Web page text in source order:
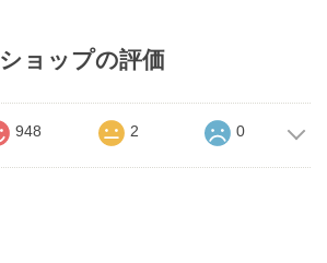
ショップの評価
948 2 0